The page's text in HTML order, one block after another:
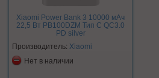
Xiaomi Power Bank 3 10000 мАч
22,5 Вт PB100DZM Тип C QC3.0
PD silver
Производитель: Xiaomi
Нет в наличии